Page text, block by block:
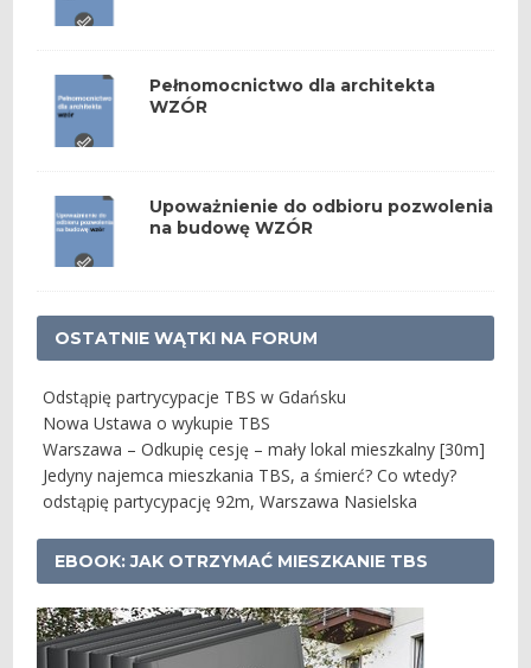
Pełnomocnictwo dla architekta
WZÓR
Upoważnienie do odbioru pozwolenia
na budowę WZÓR
OSTATNIE WĄTKI NA FORUM
Odstąpię partrycypacje TBS w Gdańsku
Nowa Ustawa o wykupie TBS
Warszawa – Odkupię cesję – mały lokal mieszkalny [30m]
Jedyny najemca mieszkania TBS, a śmierć? Co wtedy?
odstąpię partycypację 92m, Warszawa Nasielska
EBOOK: JAK OTRZYMAĆ MIESZKANIE TBS